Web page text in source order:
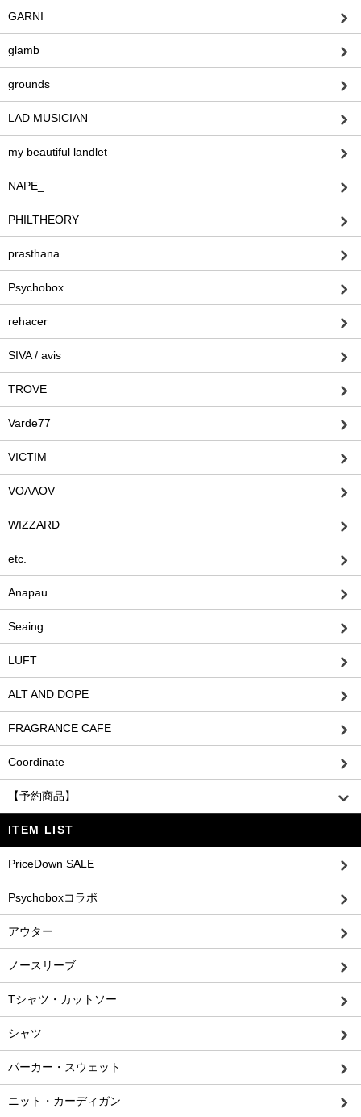
GARNI
glamb
grounds
LAD MUSICIAN
my beautiful landlet
NAPE_
PHILTHEORY
prasthana
Psychobox
rehacer
SIVA / avis
TROVE
Varde77
VICTIM
VOAAOV
WIZZARD
etc.
Anapau
Seaing
LUFT
ALT AND DOPE
FRAGRANCE CAFE
Coordinate
【予約商品】
ITEM LIST
PriceDown SALE
Psychoboxコラボ
アウター
ノースリーブ
Tシャツ・カットソー
シャツ
パーカー・スウェット
ニット・カーディガン